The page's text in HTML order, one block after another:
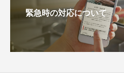
緊急時の対応について